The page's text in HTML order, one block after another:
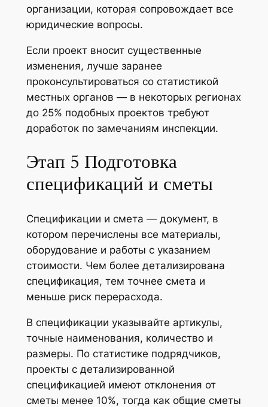
организации, которая сопровождает все
юридические вопросы.
Если проект вносит существенные
изменения, лучше заранее
проконсультироваться со статистикой
местных органов — в некоторых регионах
до 25% подобных проектов требуют
доработок по замечаниям инспекции.
Этап 5 Подготовка
спецификаций и сметы
Спецификации и смета — документ, в
котором перечислены все материалы,
оборудование и работы с указанием
стоимости. Чем более детализирована
спецификация, тем точнее смета и
меньше риск перерасхода.
В спецификации указывайте артикулы,
точные наименования, количество и
размеры. По статистике подрядчиков,
проекты с детализированной
спецификацией имеют отклонения от
сметы менее 10%, тогда как общие сметы